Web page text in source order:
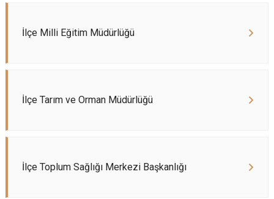
İlçe Milli Eğitim Müdürlüğü
İlçe Tarım ve Orman Müdürlüğü
İlçe Toplum Sağlığı Merkezi Başkanlığı